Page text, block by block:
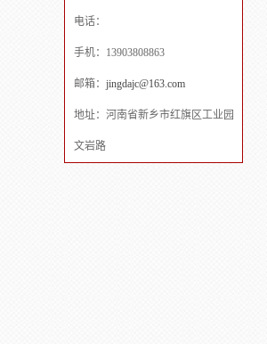
电话：
手机：13903808863
邮箱： jingdajc@163.com
地址：河南省新乡市红旗区工业园
文岩路